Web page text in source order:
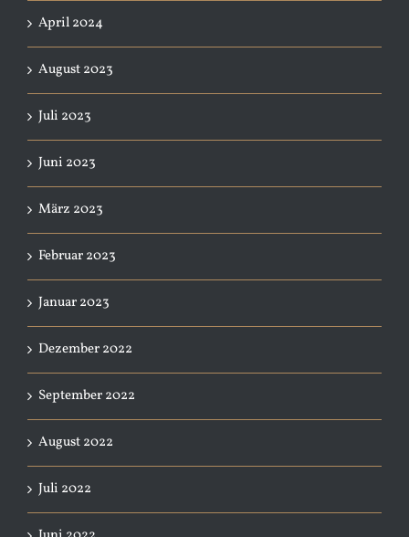
April 2024
August 2023
Juli 2023
Juni 2023
März 2023
Februar 2023
Januar 2023
Dezember 2022
September 2022
August 2022
Juli 2022